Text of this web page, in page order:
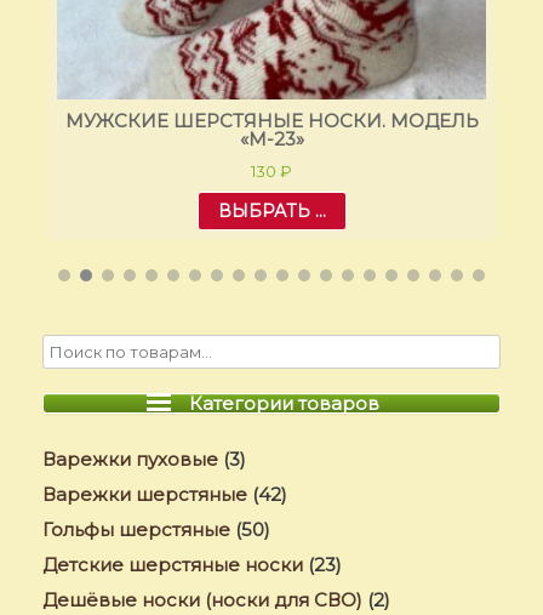
МУЖСКИЕ ШЕРСТЯНЫЕ НОСКИ. МОДЕЛЬ
«M-23»
130 ₽
ВЫБРАТЬ ...
Категории товаров
Варежки пуховые (3)
Варежки шерстяные (42)
Гольфы шерстяные (50)
Детские шерстяные носки (23)
Дешёвые носки (носки для СВО) (2)